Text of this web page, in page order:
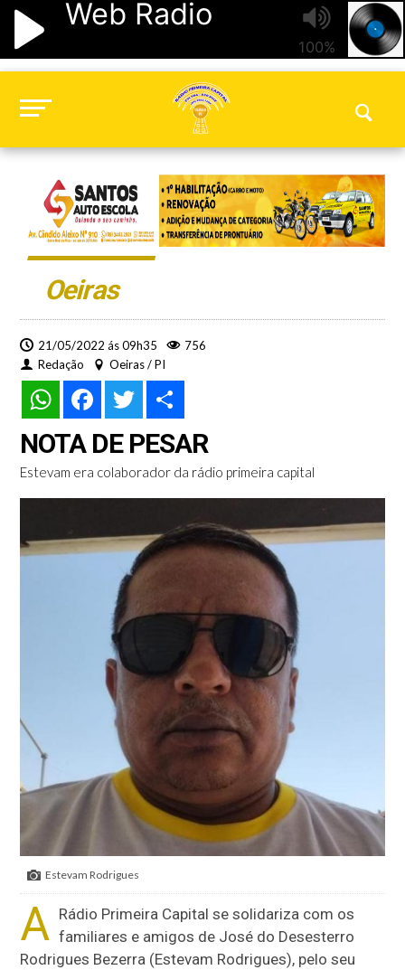
Oeiras
21/05/2022 ás 09h35
756
Redação
Oeiras / PI
WhatsAppFacebookTwitter
NOTA DE PESAR
Estevam era colaborador da rádio primeira capital
Estevam Rodrigues
A Rádio Primeira Capital se solidariza com os
familiares e amigos de José do Desesterro
Rodrigues Bezerra (Estevam Rodrigues), pelo seu